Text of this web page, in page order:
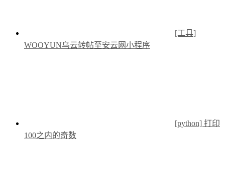
[工具]
WOOYUN乌云转帖至安云网小程序
[python] 打印
100之内的奇数